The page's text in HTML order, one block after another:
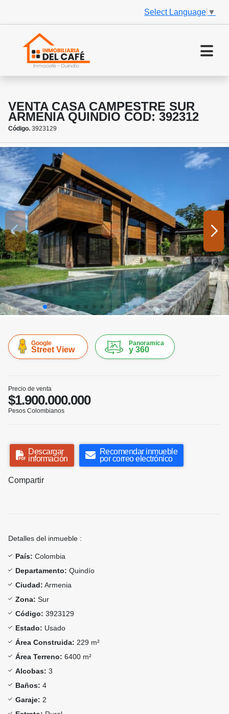
Select Language ▼
VENTA CASA CAMPESTRE SUR
ARMENIA QUINDIO COD: 392312
Código. 3923129
Google
Street View
Panoramica
y 360
Precio de venta
$1.900.000.000
Pesos Colombianos
Descargar
información
Recomendar inmueble
por correo electrónico
Compartir
Detalles del inmueble :
País: Colombia
Departamento: Quindío
Ciudad: Armenia
Zona: Sur
Código: 3923129
Estado: Usado
Área Construida: 229 m²
Área Terreno: 6400 m²
Alcobas: 3
Baños: 4
Garaje: 2